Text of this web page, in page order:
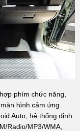
phím chức năng,
hình cảm ứng
Auto, hệ thống định
Radio/MP3/WMA,